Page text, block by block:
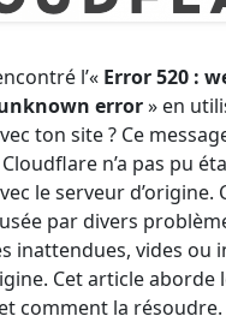
l’« Error 520 :
error» en
ton site ? Ce
n’a pas pu
le serveur d’origine.
par divers
inattendues, vides ou
Cet article aborde
comment la résoudre.